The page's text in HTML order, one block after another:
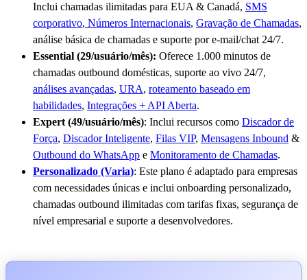
Inclui chamadas ilimitadas para EUA & Canadá, SMS
corporativo, Números Internacionais, Gravação de Chamadas,
análise básica de chamadas e suporte por e-mail/chat 24/7.
Essential (29/usuário/mês): Oferece 1.000 minutos de
chamadas outbound domésticas, suporte ao vivo 24/7,
análises avançadas, URA, roteamento baseado em
habilidades, Integrações + API Aberta.
Expert (49/usuário/mês): Inclui recursos como Discador de
Força, Discador Inteligente, Filas VIP, Mensagens Inbound &
Outbound do WhatsApp e Monitoramento de Chamadas.
Personalizado (Varia): Este plano é adaptado para empresas
com necessidades únicas e inclui onboarding personalizado,
chamadas outbound ilimitadas com tarifas fixas, segurança de
nível empresarial e suporte a desenvolvedores.